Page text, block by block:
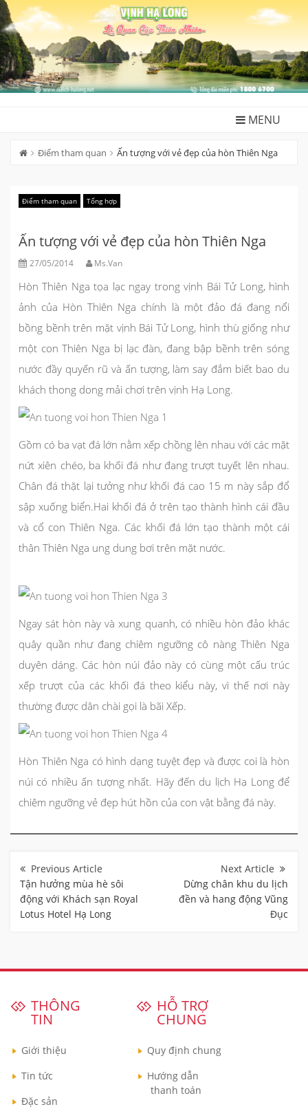
Skip
to
content
MENU
Điểm tham quan Ấn tượng với vẻ đẹp của hòn Thiên Nga
Điểm tham quan Tổng hợp
Ấn tượng với vẻ đẹp của hòn Thiên Nga
27/05/2014 Ms.Van
Hòn Thiên Nga tọa lạc ngay trong vịnh Bái Tử Long, hình
ảnh của Hòn Thiên Nga chính là một đảo đá đang nổi
bồng bềnh trên mặt vịnh Bái Tử Long, hình thù giống như
một con Thiên Nga bị lạc đàn, đang bập bềnh trên sóng
nước đầy quyến rũ và ấn tượng, làm say đắm biết bao du
khách thong dong mải chơi trên vịnh Hạ Long.
Gồm có ba vạt đá lớn nằm xếp chồng lên nhau với các mặt
nứt xiên chéo, ba khối đá như đang trượt tuyết lên nhau.
Chân đá thặt lại tưởng như khối đá cao 15 m này sắp đổ
sập xuống biển.Hai khối đá ở trên tạo thành hình cái đầu
và cổ con Thiên Nga. Các khối đá lớn tạo thành một cái
thân Thiên Nga ung dung bơi trên mặt nước.
Ngay sát hòn này và xung quanh, có nhiều hòn đảo khác
quây quần như đang chiêm ngưỡng cô nàng Thiên Nga
duyên dáng. Các hòn núi đảo này có cùng một cấu trúc
xếp trượt của các khối đá theo kiểu này, vì thế nơi này
thường được dân chài gọi là bãi Xếp.
Hòn Thiên Nga có hình dạng tuyệt đẹp và được coi là hòn
núi có nhiều ấn tượng nhất. Hãy đến du lịch Hạ Long để
chiêm ngưỡng vẻ đẹp hút hồn của con vật bằng đá này.
hướng
bài
viết
Tận hưởng mùa hè sôi
động với Khách sạn Royal
Lotus Hotel Hạ Long
Dừng chân khu du lịch
đền và hang động Vũng
Đục
THÔNG
TIN
Giới thiệu
Tin tức
Đặc sản
HỖ TRỢ
CHUNG
Quy định chung
Hướng dẫn
thanh toán